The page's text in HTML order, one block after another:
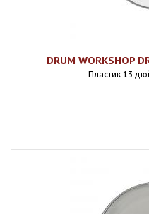
DRUM WORKSHOP
Пластик 13